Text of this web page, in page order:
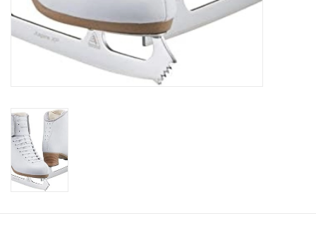
Gift Card